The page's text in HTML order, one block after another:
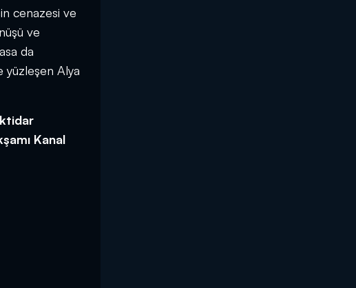
cenazesi ve
ve
da
yüzleşen Alya
Kanal